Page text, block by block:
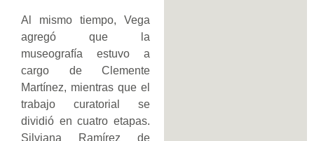
Al mismo tiempo, Vega
agregó que la
museografía estuvo a
cargo de Clemente
Martínez, mientras que el
trabajo curatorial se
dividió en cuatro etapas.
Silviana Ramírez de